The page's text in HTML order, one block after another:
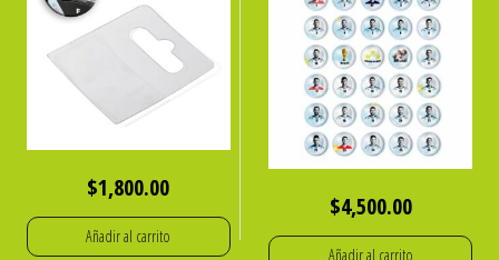
$1,800.00
Añadir al carrito
$4,500.00
Añadir al carrito